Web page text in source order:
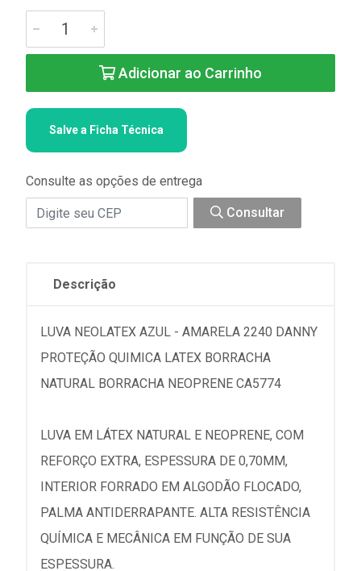
Adicionar ao Carrinho
Salve a Ficha Técnica
Consulte as opções de entrega
Consultar
Descrição
LUVA NEOLATEX AZUL - AMARELA 2240 DANNY
PROTEÇÃO QUIMICA LATEX BORRACHA
NATURAL BORRACHA NEOPRENE CA5774
LUVA EM LÁTEX NATURAL E NEOPRENE, COM
REFORÇO EXTRA, ESPESSURA DE 0,70MM,
INTERIOR FORRADO EM ALGODÃO FLOCADO,
PALMA ANTIDERRAPANTE. ALTA RESISTÊNCIA
QUÍMICA E MECÂNICA EM FUNÇÃO DE SUA
ESPESSURA.